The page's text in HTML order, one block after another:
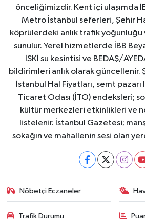
önceliğimizdir. Kent içi ulaşımda
Metro İstanbul seferleri, Şehir
köprülerdeki anlık trafik yoğunluğu
sunulur. Yerel hizmetlerde İBB
İSKİ su kesintisi ve BEDAŞ/
bildirimleri anlık olarak güncellenir.
İstanbul Hal Fiyatları, semt
Ticaret Odası (İTO) endeksleri;
kültür merkezleri etkinlikleri ve
listelenir. İstanbul Gazetesi;
sokağın ve mahallenin sesi olan
Nöbetçi Eczaneler
Trafik Durumu